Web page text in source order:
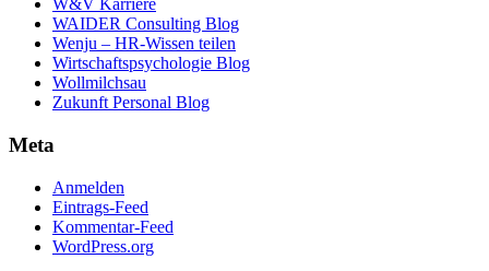
W&V Karriere
WAIDER Consulting Blog
Wenju – HR-Wissen teilen
Wirtschaftspsychologie Blog
Wollmilchsau
Zukunft Personal Blog
Meta
Anmelden
Eintrags-Feed
Kommentar-Feed
WordPress.org